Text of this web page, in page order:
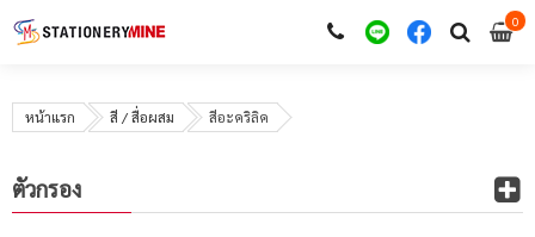
00
หน้าแรก สี / สื่อผสม สีอะคริลิค
ตัวกรอง